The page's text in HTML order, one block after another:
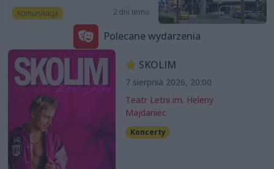
Komunikacja 2 dni temu
Polecane wydarzenia
SKOLIM
7 sierpnia 2026, 20:00
Teatr Letni im. Heleny
Majdaniec
Koncerty